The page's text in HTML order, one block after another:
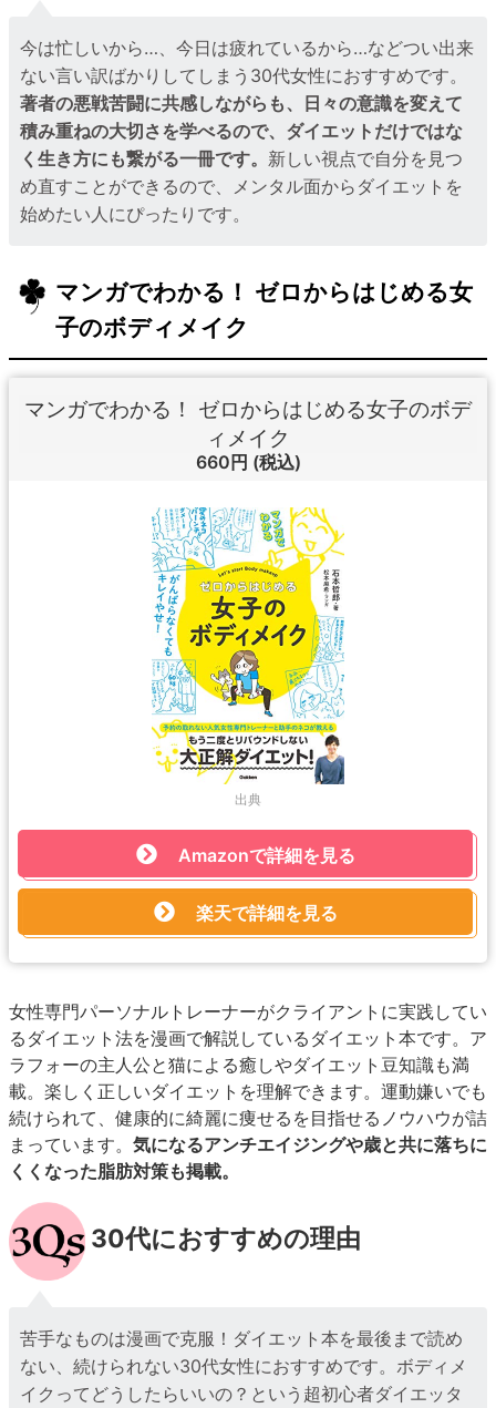
今は忙しいから…、今日は疲れているから…などつい出来
ない言い訳ばかりしてしまう30代女性におすすめです。
著者の悪戦苦闘に共感しながらも、日々の意識を変えて
積み重ねの大切さを学べるので、ダイエットだけではな
く生き方にも繋がる一冊です。 新しい視点で自分を見つ
め直すことができるので、メンタル面からダイエットを
始めたい人にぴったりです。
マンガでわかる！ ゼロからはじめる女
子のボディメイク
マンガでわかる！ ゼロからはじめる女子のボデ
ィメイク
660円 (税込)
出典
Amazonで詳細を見る
楽天で詳細を見る
女性専門パーソナルトレーナーがクライアントに実践してい
るダイエット法を漫画で解説しているダイエット本です。ア
ラフォーの主人公と猫による癒しやダイエット豆知識も満
載。楽しく正しいダイエットを理解できます。運動嫌いでも
続けられて、健康的に綺麗に痩せるを目指せるノウハウが詰
まっています。 気になるアンチエイジングや歳と共に落ちに
くくなった脂肪対策も掲載。
30代におすすめの理由
苦手なものは漫画で克服！ダイエット本を最後まで読め
ない、続けられない30代女性におすすめです。ボディメ
イクってどうしたらいいの？という超初心者ダイエッタ